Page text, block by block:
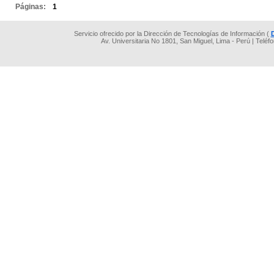
Páginas: 1
Servicio ofrecido por la Dirección de Tecnologías de Información (
Av. Universitaria No 1801, San Miguel, Lima - Perú |